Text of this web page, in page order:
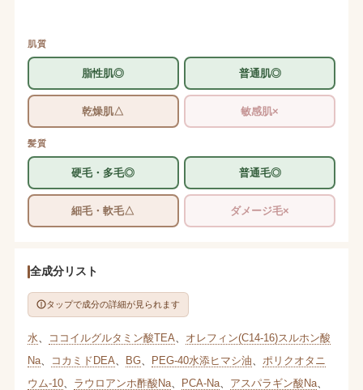
肌質
脂性肌◎ 普通肌◎
乾燥肌△ 敏感肌×
髪質
硬毛・多毛◎ 普通毛◎
細毛・軟毛△ ダメージ毛×
全成分リスト
タップで成分の詳細が見られます
水 ココイルグルタミン酸TEA
オレフィン(C14-16)スルホン酸
Na、 コカミドDEA BG、 PEG-40水添ヒマシ油
ポリクオタニ
ウム-10、 ラウロアンホ酢酸Na、 PCA-Na、 アスパラギン酸Na、